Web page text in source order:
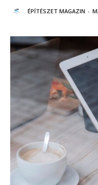
ÉPÍTÉSZET MAGAZIN -